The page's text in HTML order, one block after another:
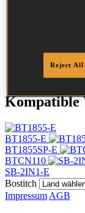
2
Menge/Karton
Kompatible
BT1855-E
BT1855SP-E
BTCN110
SB-2IN1-E
Bostitch
Impressum AGB
Reject All